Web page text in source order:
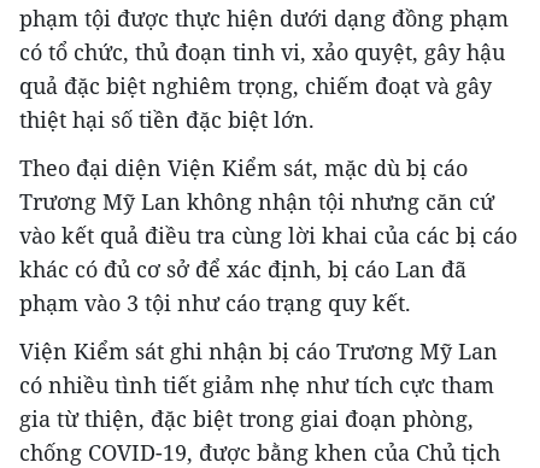
phạm tội được thực hiện dưới dạng đồng phạm
có tổ chức, thủ đoạn tinh vi, xảo quyệt, gây hậu
quả đặc biệt nghiêm trọng, chiếm đoạt và gây
thiệt hại số tiền đặc biệt lớn.
Theo đại diện Viện Kiểm sát, mặc dù bị cáo
Trương Mỹ Lan không nhận tội nhưng căn cứ
vào kết quả điều tra cùng lời khai của các bị cáo
khác có đủ cơ sở để xác định, bị cáo Lan đã
phạm vào 3 tội như cáo trạng quy kết.
Viện Kiểm sát ghi nhận bị cáo Trương Mỹ Lan
có nhiều tình tiết giảm nhẹ như tích cực tham
gia từ thiện, đặc biệt trong giai đoạn phòng,
chống COVID-19, được bằng khen của Chủ tịch